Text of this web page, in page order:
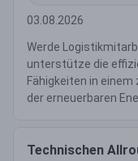
03.08.2026
Werde
unterstütze die
Fähigkeiten in
der erneuerbaren
Technischen